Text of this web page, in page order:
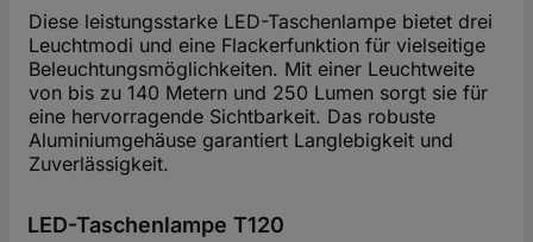
Diese leistungsstarke LED-Taschenlampe bietet drei
Leuchtmodi und eine Flackerfunktion für vielseitige
Beleuchtungsmöglichkeiten. Mit einer Leuchtweite
von bis zu 140 Metern und 250 Lumen sorgt sie für
eine hervorragende Sichtbarkeit. Das robuste
Aluminiumgehäuse garantiert Langlebigkeit und
Zuverlässigkeit.
LED-Taschenlampe T120